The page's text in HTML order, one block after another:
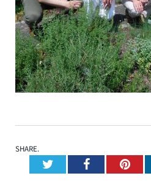
SHARE.
TwitterFacebook